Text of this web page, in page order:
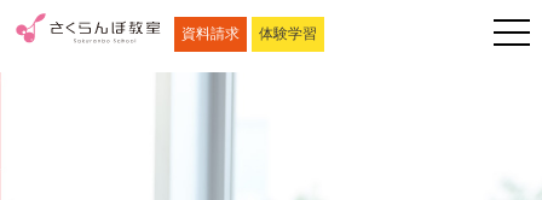
資料請求 体験学習